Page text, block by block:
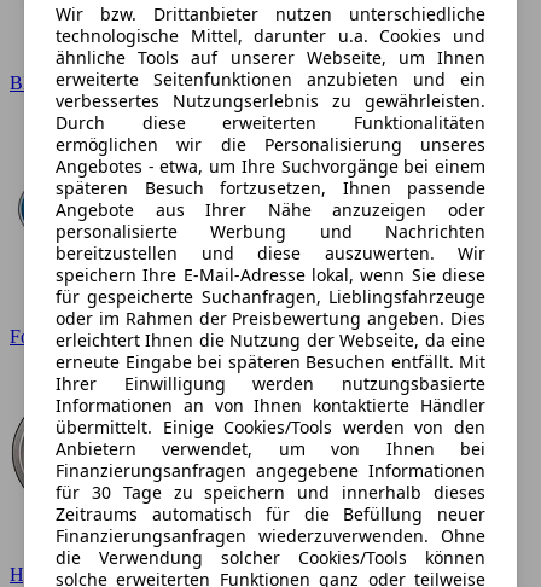
BMW
Ford
Hyundai
Wir bzw. Drittanbieter nutzen unterschiedliche
technologische Mittel, darunter u.a. Cookies und
ähnliche Tools auf unserer Webseite, um Ihnen
erweiterte Seitenfunktionen anzubieten und ein
verbessertes Nutzungserlebnis zu gewährleisten.
Durch diese erweiterten Funktionalitäten
ermöglichen wir die Personalisierung unseres
Angebotes - etwa, um Ihre Suchvorgänge bei einem
späteren Besuch fortzusetzen, Ihnen passende
Angebote aus Ihrer Nähe anzuzeigen oder
personalisierte Werbung und Nachrichten
bereitzustellen und diese auszuwerten. Wir
speichern Ihre E-Mail-Adresse lokal, wenn Sie diese
für gespeicherte Suchanfragen, Lieblingsfahrzeuge
oder im Rahmen der Preisbewertung angeben. Dies
erleichtert Ihnen die Nutzung der Webseite, da eine
erneute Eingabe bei späteren Besuchen entfällt. Mit
Ihrer Einwilligung werden nutzungsbasierte
Informationen an von Ihnen kontaktierte Händler
übermittelt. Einige Cookies/Tools werden von den
Anbietern verwendet, um von Ihnen bei
Finanzierungsanfragen angegebene Informationen
für 30 Tage zu speichern und innerhalb dieses
Zeitraums automatisch für die Befüllung neuer
Finanzierungsanfragen wiederzuverwenden. Ohne
die Verwendung solcher Cookies/Tools können
solche erweiterten Funktionen ganz oder teilweise